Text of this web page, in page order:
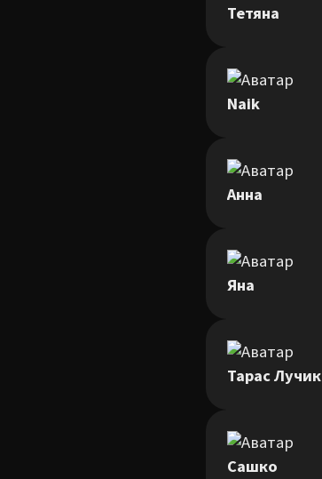
Тетяна
Naik
Анна
Яна
Тарас Лучик
Сашко